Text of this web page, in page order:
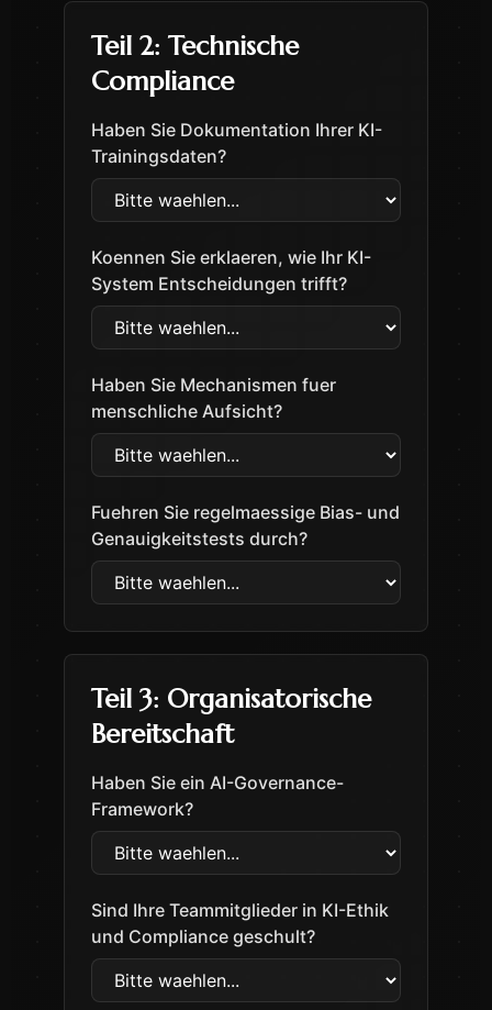
Teil 2:Technische
Compliance
Haben Sie Dokumentation Ihrer KI-
Trainingsdaten?
Koennen Sie erklaeren, wie Ihr KI-
System Entscheidungen trifft?
Haben Sie Mechanismen fuer
menschliche Aufsicht?
Fuehren Sie regelmaessige Bias- und
Genauigkeitstests durch?
Teil 3: Organisatorische
Bereitschaft
Haben Sie ein AI-Governance-
Framework?
Sind Ihre Teammitglieder in KI-Ethik
und Compliance geschult?